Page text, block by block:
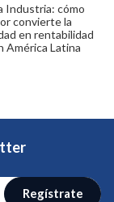
Industria: cómo
convierte la
en rentabilidad
América Latina
Regístrate